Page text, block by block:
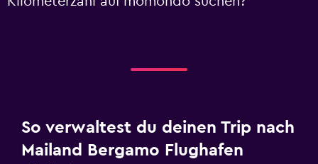
So verwaltest du deinen Trip nach
Mailand Bergamo Flughafen